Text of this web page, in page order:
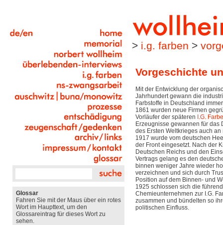
Glossar
Fahren Sie mit der Maus über ein rotes
Wort im Haupttext, um den
Glossareintrag für dieses Wort zu
sehen.
> i.g. farben >
Vorgeschichte
Mit der Entwicklung der
Jahrhundert gewann die
Farbstoffe in Deutschland
1861 wurden neue Firmen
Vorläufer der späteren I.G.
Erzeugnisse gewannen für das
des Ersten Weltkrieges auch
1917 wurde vom deutschen
der Front eingesetzt. Nach der
Deutschen Reichs und den
Vertrags gelang es den
binnen weniger Jahre wieder
verzeichnen und sich durch
Position auf dem Binnen- und
1925 schlossen sich die
Chemieunternehmen zur I.G.
zusammen und bündelten so
politischen Einfluss.